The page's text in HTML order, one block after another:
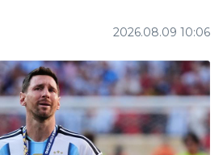
2026.08.09 10:06